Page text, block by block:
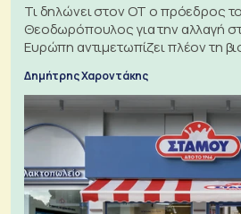
Τι δηλώνει στον ΟΤ ο πρόεδρος
Θεοδωρόπουλος για την αλλαγή
Ευρώπη αντιμετωπίζει πλέον τη
Δημήτρης Χαροντάκης